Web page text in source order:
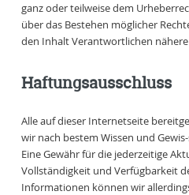
ganz oder teilweise dem
über das Bestehen möglicher
den Inhalt Verantwortlichen
Haftungsausschluss
Alle auf dieser Internetseite
wir nach bestem Wissen und
Eine Gewähr für die jederzeitige
Vollständigkeit und Verfügbarkeit
Informationen können wir